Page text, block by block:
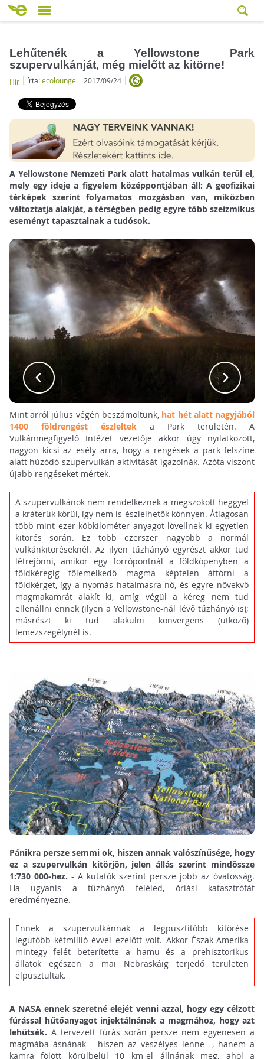
Lehűtenék a Yellowstone Park
szupervulkánját, még mielőtt az kitörne!
Hír írta:ecolounge 2017/09/24
A Yellowstone Nemzeti Park alatt hatalmas vulkán terül el,
mely egy ideje a figyelem középpontjában áll: A geofizikai
térképek szerint folyamatos mozgásban van, miközben
változtatja alakját, a térségben pedig egyre több szeizmikus
eseményt tapasztalnak a tudósok.
Mint arról július végén beszámoltunk, hat hét alatt nagyjából
1400 földrengést észlelteka Park területén. A
Vulkánmegfigyelő Intézet vezetője akkor úgy nyilatkozott,
nagyon kicsi az esély arra, hogy a rengések a park felszíne
alatt húzódó szupervulkán aktivitását igazolnák. Azóta viszont
újabb rengéseket mértek.
A szupervulkánok nem rendelkeznek a megszokott heggyel
a kráterük körül, így nem is észlelhetők könnyen. Átlagosan
több mint ezer köbkilométer anyagot lövellnek ki egyetlen
kitörés során. Ez több ezerszer nagyobb a normál
vulkánkitöréseknél. Az ilyen tűzhányó egyrészt akkor tud
létrejönni, amikor egy forrópontnál a földköpenyben a
földkéregig fölemelkedő magma képtelen áttörni a
földkérget, így a nyomás hatalmasra nő, és egyre növekvő
magmakamrát alakít ki, amíg végül a kéreg nem tud
ellenállni ennek (ilyen a Yellowstone-nál lévő tűzhányó is);
másrészt ki tud alakulni konvergens (ütköző)
lemezszegélynél is.
Pánikra persze semmi ok, hiszen annak valószínűsége, hogy
ez a szupervulkán kitörjön, jelen állás szerint mindössze
1:730 000-hez. - A kutatók szerint persze jobb az óvatosság.
Ha ugyanis a tűzhányó feléled, óriási katasztrófát
eredményezne.
Ennek a szupervulkánnak a legpusztítóbb kitörése
legutóbb kétmillió évvel ezelőtt volt. Akkor Észak-Amerika
mintegy felét beterítette a hamu és a prehisztorikus
állatok egészen a mai Nebraskáig terjedő területen
elpusztultak.
A NASA ennek szeretné elejét venni azzal, hogy egy célzott
fúrással hűtőanyagot injektálnának a magmához, hogy azt
lehűtsék. A tervezett fúrás során persze nem egyenesen a
magmába ásnának - hiszen az veszélyes lenne -, hanem a
kamra fölött körülbelül 10 km-el állnának meg, ahol a